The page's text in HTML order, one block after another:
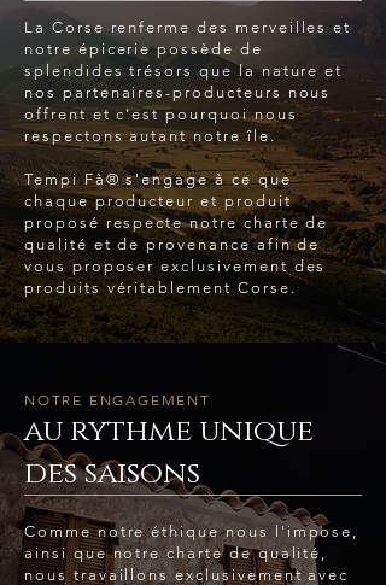
La Corse renferme des merveilles et
notre épicerie possède de
splendides trésors que la nature et
nos partenaires-producteurs nous
offrent et c'est pourquoi nous
respectons autant notre île.
Tempi Fà® s'engage à ce que
chaque producteur et produit
proposé respecte notre charte de
qualité et de provenance afin de
vous proposer exclusivement des
produits véritablement Corse.
NOTRE ENGAGEMENT
au rythme unique
des saisons
Comme notre éthique nous l'impose,
ainsi que notre charte de qualité,
nous travaillons exclusivement avec